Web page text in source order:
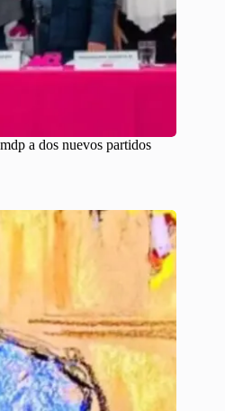
a dos nuevos partidos